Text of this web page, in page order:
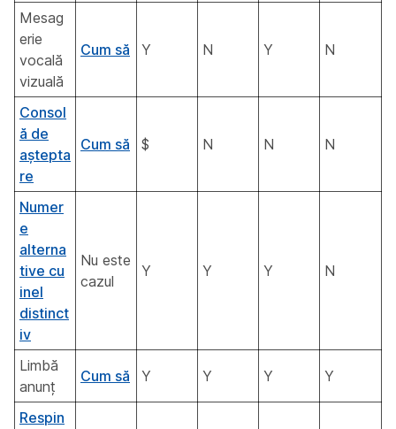
Mesag
erie
vocală
vizuală
Cum să Y N Y N
Consol
ă de
aștepta
re
Cum să $ N N N
Numer
e
alterna
tive cu
inel
distinct
iv
Nu este
cazul
Y Y Y N
Limbă
anunț
Cum să Y Y Y Y
Respin